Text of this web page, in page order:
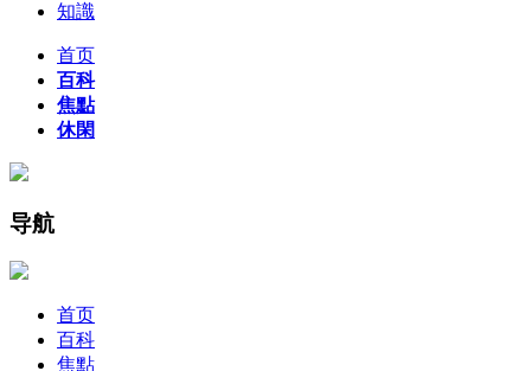
知識
首页
百科
焦點
休閑
导航
首页
百科
焦點